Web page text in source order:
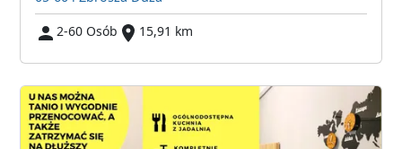
2-60 Osób
15,91 km